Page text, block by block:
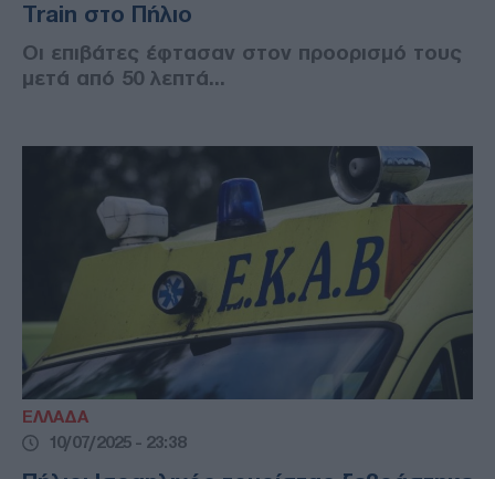
Train στο Πήλιο
Οι επιβάτες έφτασαν στον προορισμό τους
μετά από 50 λεπτά...
ΕΛΛΑΔΑ
10/07/2025 - 23:38